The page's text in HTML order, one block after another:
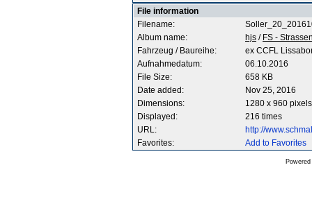
File information
Filename:
Album name:
hjs / FS -
Fahrzeug / Baureihe:
ex CCFL
Aufnahmedatum:
06.10.2016
File Size:
658 KB
Date added:
Nov 25, 2016
Dimensions:
1280 x 960 pixels
Displayed:
216 times
URL:
http://
Favorites:
Add to Favorites